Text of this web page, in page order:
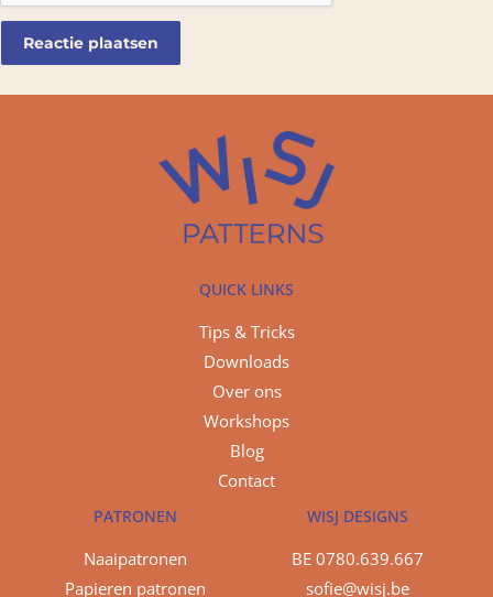
QUICK LINKS
Tips & Tricks
Downloads
Over ons
Workshops
Blog
Contact
PATRONEN
Naaipatronen
Papieren patronen
WISJ DESIGNS
BE 0780.639.667
sofie@wisj.be